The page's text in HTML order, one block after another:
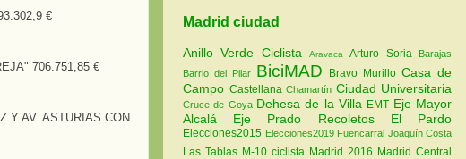
€
706.751,85 €
Y AV. ASTURIAS CON
Madrid ciudad
Anillo Verde Ciclista AravacaArturo Soria
Barajas
Barrio del Pilar BiciMAD Bravo MurilloCasa de
Campo Castellana Chamartín Ciudad Universitaria
Cruce de Goya Dehesa de la Villa EMT Eje Mayor
Alcalá Eje Prado Recoletos El Pardo
Elecciones2015 Elecciones2019 Fuencarral Joaquín Costa
Las Tablas M-10 ciclista Madrid 2016 Madrid Central